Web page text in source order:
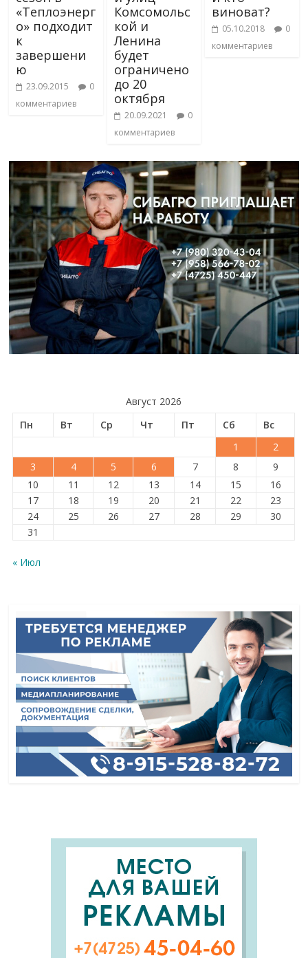
«Теплоэнерг
о» подходит
к
завершени
ю
23.09.2015
0
комментариев
Комсомольс
кой и
Ленина
будет
ограничено
до 20
октября
20.09.2021
0
комментариев
виноват?
05.10.2018
0
комментариев
Август 2026
Пн
Вт Ср Чт Пт Сб
Вс
1
2
3
4 5 6 7 8
9
10
11 12 13 14 15
16
17
18 19 20 21 22
23
24
25 26 27 28 29
30
31
« Июл